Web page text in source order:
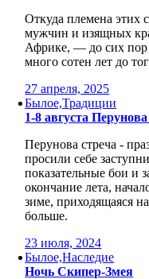
Откуда племена этих
мужчин и изящных
Африке, — до сих пор
много сотен лет до
27 апреля, 2025
Былое,Традиции
1-8 августа Перунова
Перунова стреча -
просили себе
показательные бои и
окончание лета,
зиме, приходящаяся
больше.
23 июля, 2024
Былое,Наследие
Ночь Скипер-Змея